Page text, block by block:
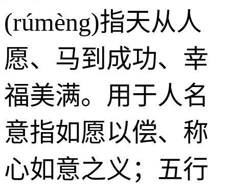
(rúmèng)指天从人
愿、马到成功、幸
福美满。用于人名
意指如愿以偿、称
心如意之义；五行